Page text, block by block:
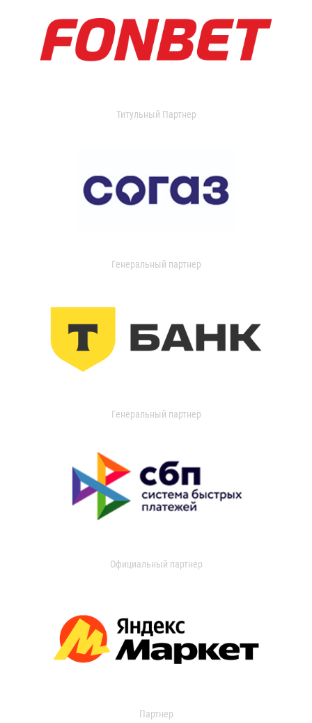
Титульный Партнер
Генеральный партнер
Генеральный партнер
Официальный партнер
Партнер